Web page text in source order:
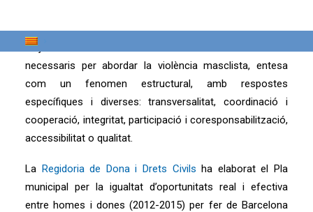
L’Ajuntament de Barcelona destinarà els recursos
necessaris per abordar la violència masclista, entesa
com un fenomen estructural, amb respostes
específiques i diverses: transversalitat, coordinació i
cooperació, integritat, participació i coresponsabilització,
accessibilitat o qualitat.
La Regidoria de Dona i Drets Civils ha elaborat el Pla
municipal per la igualtat d’oportunitats real i efectiva
entre homes i dones (2012-2015) per fer de Barcelona